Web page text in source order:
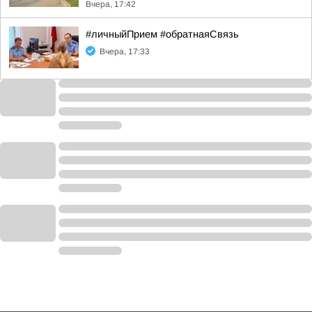
Вчера, 17:42
#личныйПрием #обратнаяСвязь
Вчера, 17:33